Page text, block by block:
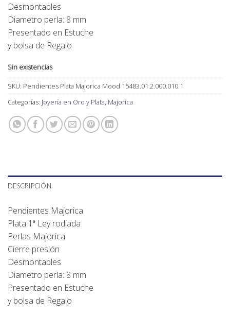
Desmontables
Diametro perla: 8 mm
Presentado en Estuche
y bolsa de Regalo
Sin existencias
SKU: Pendientes Plata Majorica Mood 15483.01.2.000.010.1
Categorías: Joyería en Oro y Plata Majorica
DESCRIPCIÓN
Pendientes Majorica
Plata 1ª Ley rodiada
Perlas Majorica
Cierre presión
Desmontables
Diametro perla: 8 mm
Presentado en Estuche
y bolsa de Regalo